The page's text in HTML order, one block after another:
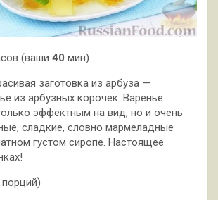
(ваши 40 мин)
заготовка из арбуза —
из арбузных корочек. Варенье
эффектным на вид, но и очень
сладкие, словно мармеладные
густом сиропе. Настоящее